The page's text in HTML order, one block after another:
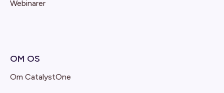
Webinarer
OM OS
Om CatalystOne